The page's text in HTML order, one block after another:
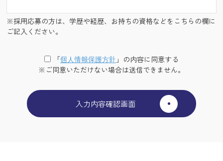
※採用応募の方は、学歴や経歴、お持ちの資格などをこちらの欄に
ご記入ください。
「個⼈情報保護⽅針 」の内容に同意する
※ご同意いただけない場合は送信できません。